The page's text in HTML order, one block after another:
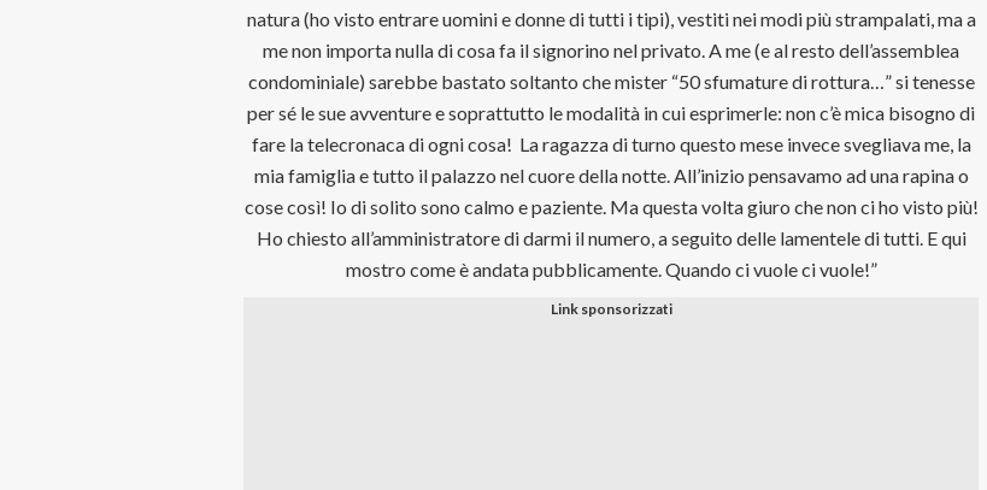
natura (ho visto entrare uomini e donne di tutti i tipi), vestiti nei modi più strampalati, ma a
me non importa nulla di cosa fa il signorino nel privato. A me (e al resto dell’assemblea
condominiale) sarebbe bastato soltanto che mister “50 sfumature di rottura…” si tenesse
per sé le sue avventure e soprattutto le modalità in cui esprimerle: non c’è mica bisogno di
fare la telecronaca di ogni cosa! La ragazza di turno questo mese invece svegliava me, la
mia famiglia e tutto il palazzo nel cuore della notte. All’inizio pensavamo ad una rapina o
cose così! Io di solito sono calmo e paziente. Ma questa volta giuro che non ci ho visto più!
Ho chiesto all’amministratore di darmi il numero, a seguito delle lamentele di tutti. E qui
mostro come è andata pubblicamente. Quando ci vuole ci vuole!”